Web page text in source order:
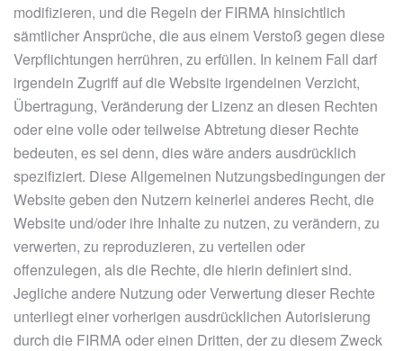
modifizieren, und die Regeln der FIRMA hinsichtlich
sämtlicher Ansprüche, die aus einem Verstoß gegen diese
Verpflichtungen herrühren, zu erfüllen. In keinem Fall darf
irgendein Zugriff auf die Website irgendeinen Verzicht,
Übertragung, Veränderung der Lizenz an diesen Rechten
oder eine volle oder teilweise Abtretung dieser Rechte
bedeuten, es sei denn, dies wäre anders ausdrücklich
spezifiziert. Diese Allgemeinen Nutzungsbedingungen der
Website geben den Nutzern keinerlei anderes Recht, die
Website und/oder ihre Inhalte zu nutzen, zu verändern, zu
verwerten, zu reproduzieren, zu verteilen oder
offenzulegen, als die Rechte, die hierin definiert sind.
Jegliche andere Nutzung oder Verwertung dieser Rechte
unterliegt einer vorherigen ausdrücklichen Autorisierung
durch die FIRMA oder einen Dritten, der zu diesem Zweck